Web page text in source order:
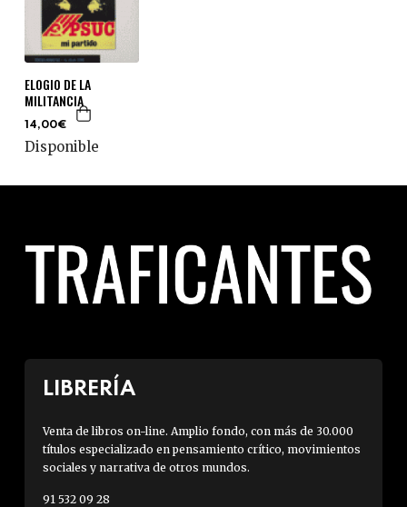
ELOGIO DE LA
MILITANCIA
14,00€
Disponible
LIBRERÍA
Venta de libros on-line. Amplio fondo, con más de 30.000
títulos especializado en pensamiento crítico, movimientos
sociales y narrativa de otros mundos.
91 532 09 28